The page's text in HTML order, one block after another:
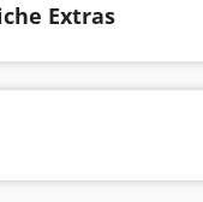
Extras